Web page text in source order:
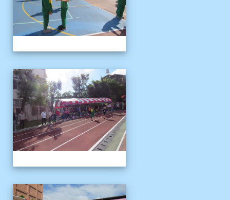
1121125運動會